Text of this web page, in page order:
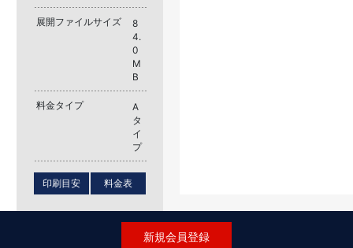
展開ファイルサイズ
8
4.
0
M
B
料金タイプ
A
タ
イ
プ
印刷目安 料金表
新規会員登録